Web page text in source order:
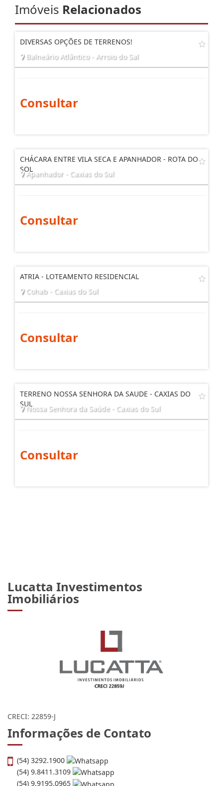
Imóveis Relacionados
DIVERSAS OPÇÕES DE TERRENOS!
Balneário Atlântico - Arroio do Sal
Consultar
CHÁCARA ENTRE VILA SECA E APANHADOR - ROTA DO
SOL
Apanhador - Caxias do Sul
Consultar
ATRIA - LOTEAMENTO RESIDENCIAL
Cohab - Caxias do Sul
Consultar
TERRENO NOSSA SENHORA DA SAUDE - CAXIAS DO
SUL
Nossa Senhora da Saúde - Caxias do Sul
Consultar
Lucatta Investimentos
Imobiliários
CRECI: 22859-J
Informações de Contato
(54) 3292.1900
(54) 9.8411.3109
(54) 9.9195.0965